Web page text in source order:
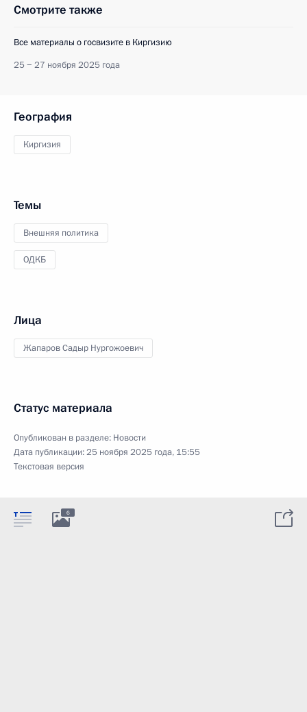
Смотрите также
Все материалы о госвизите в Киргизию
25 − 27 ноября 2025 года
География
Киргизия
Темы
Внешняя политика
ОДКБ
Лица
Жапаров Садыр Нургожоевич
Статус материала
Опубликован в разделе: Новости
Дата публикации:25 ноября 2025 года, 15:55
Текстовая версия
6